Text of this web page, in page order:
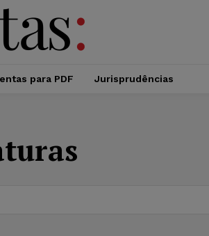
para PDF Jurisprudências